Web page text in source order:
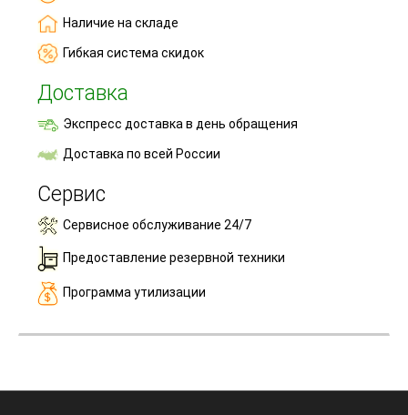
Наличие на складе
Гибкая система скидок
Доставка
Экспресс доставка в день обращения
Доставка по всей России
Сервис
Сервисное обслуживание 24/7
Предоставление резервной техники
Программа утилизации